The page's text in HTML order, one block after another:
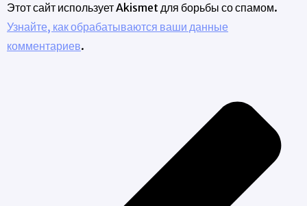
Этот сайт использует Akismet для борьбы со спамом.
Узнайте, как обрабатываются ваши данные
комментариев.